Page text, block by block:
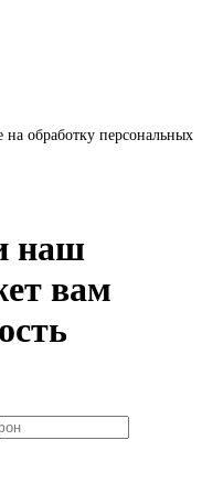
на обработку персональных
наш
вам